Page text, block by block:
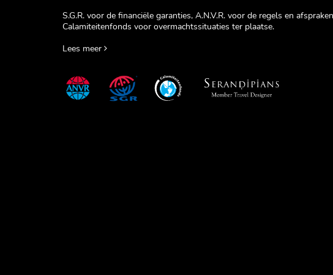
S.G.R. voor de financiële garanties, A.N.V.R. voor de regels en
Calamiteitenfonds voor overmachtssituaties ter plaatse.
Lees meer